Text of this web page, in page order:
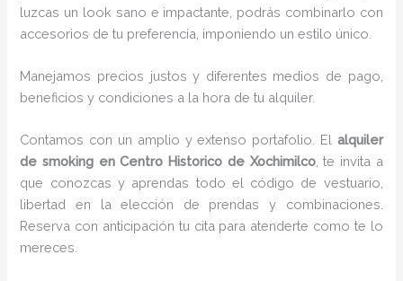
luzcas un look sano e impactante, podrás combinarlo con
accesorios de tu preferencia, imponiendo un estilo único.
Manejamos precios justos y diferentes medios de pago,
beneficios y condiciones a la hora de tu alquiler.
Contamos con un amplio y extenso portafolio. El alquiler
de smoking en Centro Historico de Xochimilco, te invita a
que conozcas y aprendas todo el código de vestuario,
libertad en la elección de prendas y combinaciones.
Reserva con anticipación tu cita para atenderte como te lo
mereces.